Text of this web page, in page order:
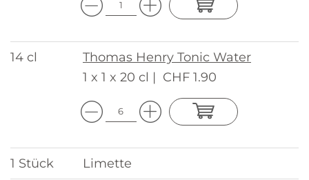
14 cl
Thomas Henry Tonic Water
1 x 1 x 20 cl | CHF 1.90
1 Stück Limette